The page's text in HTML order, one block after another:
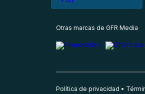
Otras marcas de GFR Media
Política de privacidad